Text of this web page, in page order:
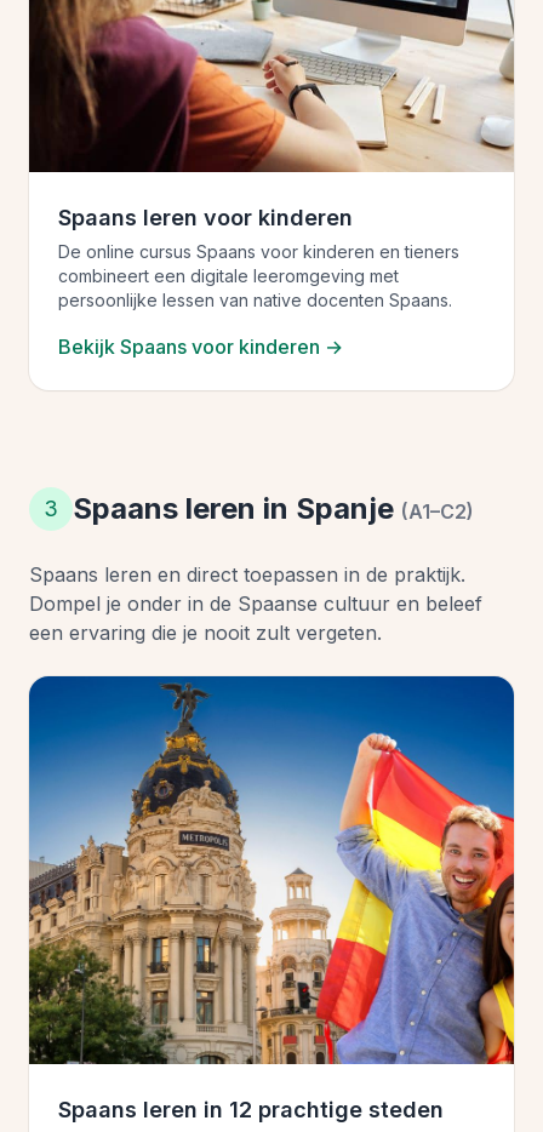
Spaans leren voor kinderen
De online cursus Spaans voor kinderen en tieners
combineert een digitale leeromgeving met
persoonlijke lessen van native docenten Spaans.
Bekijk Spaans voor kinderen →
3 Spaans leren in Spanje (A1–C2)
Spaans leren en direct toepassen in de praktijk.
Dompel je onder in de Spaanse cultuur en beleef
een ervaring die je nooit zult vergeten.
Spaans leren in 12 prachtige steden